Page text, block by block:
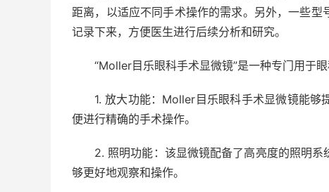
距离，以适应不同手术操作的需求。另外，一些
记录下来，方便医生进行后续分析和研究。
“Moller目乐眼科手术显微镜”是一种专门用于
1. 放大功能：Moller目乐眼科手术显微镜能
便进行精确的手术操作。
2. 照明功能：该显微镜配备了高亮度的照明
够更好地观察和操作。